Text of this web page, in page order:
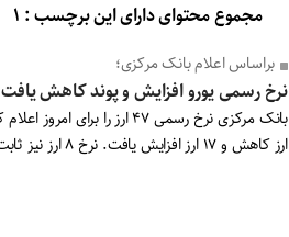
مجموع محتوای دارای این برچسب : ۱
براساس اعلام بانک مرکزی؛
نرخ رسمی یورو افزایش و پوند کاهش یافت
ارز کاهش و ۱۷ ارز افزایش یافت. نرخ ۸ ارز نیز ثابت ماند.